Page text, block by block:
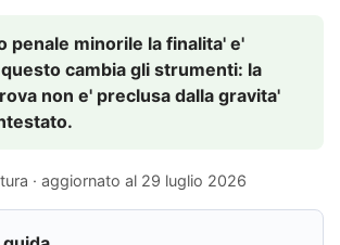
penale minorile la finalita' e'
cambia gli strumenti: la
non e' preclusa dalla gravita'
· aggiornato al 29 luglio 2026